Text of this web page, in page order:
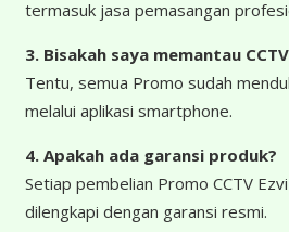
termasuk jasa pemasangan
3. Bisakah saya memantau
Tentu, semua Promo sudah
melalui aplikasi smartphone.
4. Apakah ada garansi produk?
Setiap pembelian Promo CCTV
dilengkapi dengan garansi resmi.